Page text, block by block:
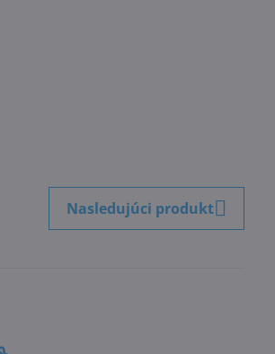
Nasledujúci produkt